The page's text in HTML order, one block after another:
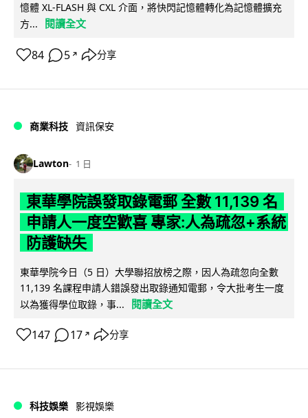
憶體 XL-FLASH 與 CXL 介面，將快閃記憶體轉化為記憶體擴充
方...
閱讀全文
84 5 ↗ 分享
商業科技 資訊保安
Lawton 1 日
東華學院誤發取錄電郵 全數 11,139 名
申請人一度空歡喜 專家:人為疏忽+系統
防護缺失
東華學院今日（5 日）大學聯招放榜之際，因人為疏忽向全數
11,139 名課程申請人錯誤發出取錄通知電郵，令大批考生一度
以為獲得學位取錄，事...
閱讀全文
147 17 ↗ 分享
科技娛樂 影視娛樂